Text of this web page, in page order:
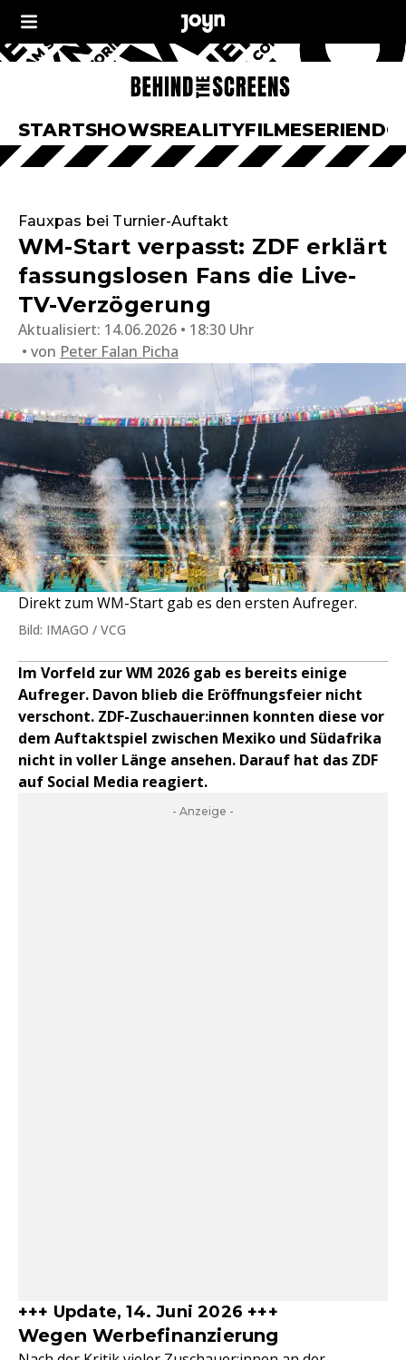
STARTSHOWSREALITYFILMESERIEN
Fauxpas bei Turnier-Auftakt
WM-Start verpasst: ZDF erklärt
fassungslosen Fans die Live-
TV-Verzögerung
Aktualisiert: 14.06.2026 • 18:30 Uhr
von Peter Falan Picha
Direkt zum WM-Start gab es den ersten Aufreger.
Bild: IMAGO / VCG
Im Vorfeld zur WM 2026 gab es bereits einige
Aufreger. Davon blieb die Eröffnungsfeier nicht
verschont. ZDF-Zuschauer:innen konnten diese vor
dem Auftaktspiel zwischen Mexiko und Südafrika
nicht in voller Länge ansehen. Darauf hat das ZDF
auf Social Media reagiert.
- Anzeige -
+++ Update, 14. Juni 2026 +++
Wegen Werbefinanzierung